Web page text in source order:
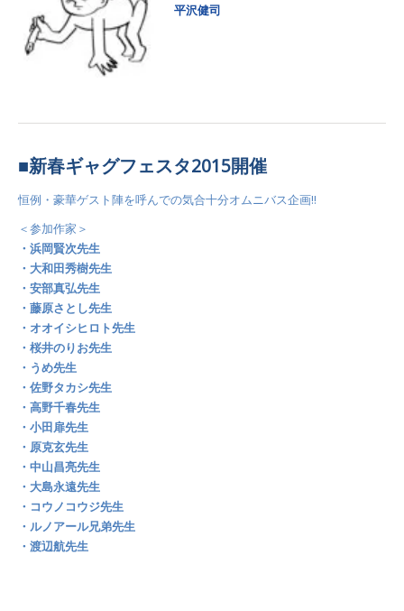
平沢健司
■新春ギャグフェスタ2015開催
恒例・豪華ゲスト陣を呼んでの気合十分オムニバス企画!!
＜参加作家＞
・浜岡賢次先生
・大和田秀樹先生
・安部真弘先生
・藤原さとし先生
・オオイシヒロト先生
・桜井のりお先生
・うめ先生
・佐野タカシ先生
・高野千春先生
・小田扉先生
・原克玄先生
・中山昌亮先生
・大島永遠先生
・コウノコウジ先生
・ルノアール兄弟先生
・渡辺航先生